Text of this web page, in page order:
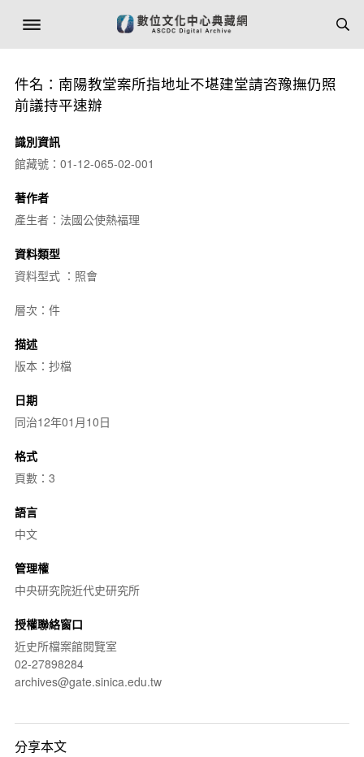
件名：南陽教堂案所指地址不堪建堂請咨豫撫仍照
前議持平速辦
識別資訊
館藏號：01-12-065-02-001
著作者
產生者：法國公使熱福理
資料類型
資料型式 ：照會
層次：件
描述
版本：抄檔
日期
同治12年01月10日
格式
頁數：3
語言
中文
管理權
中央研究院近代史研究所
授權聯絡窗口
近史所檔案館閱覽室
02-27898284
archives@gate.sinica.edu.tw
分享本文